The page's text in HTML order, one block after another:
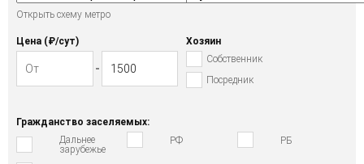
Открыть схему метро
Цена (₽/cут)
Хозяин
Собственник
Посредник
Гражданство заселяемых:
Дальнее
зарубежье
РФ РБ